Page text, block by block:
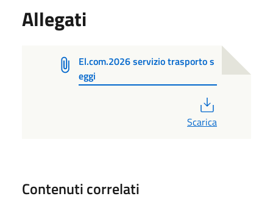
Allegati
El.com.2026 servizio trasporto s
eggi
Scarica
Contenuti correlati